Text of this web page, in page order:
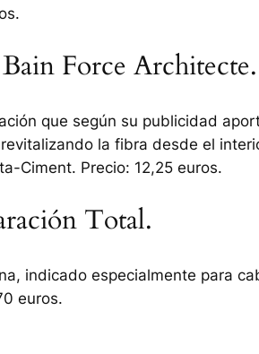
Bain Force Architecte.
que según su publicidad
la fibra desde el
Ciment. Precio: 12,25 euros.
Total.
indicado especialmente para
euros.